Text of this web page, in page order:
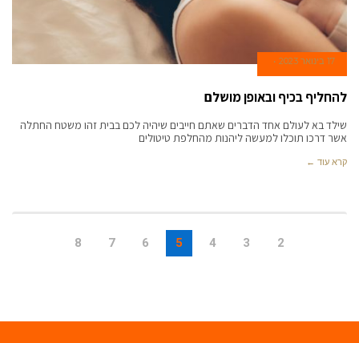
17 בינואר 2023
להחליף בכיף ובאופן מושלם
שילד בא לעולם אחד הדברים שאתם חייבים שיהיה לכם בבית זהו משטח החתלה
אשר דרכו תוכלו למעשה ליהנות מהחלפת טיטולים
קרא עוד ←
2
3
4
5
6
7
8